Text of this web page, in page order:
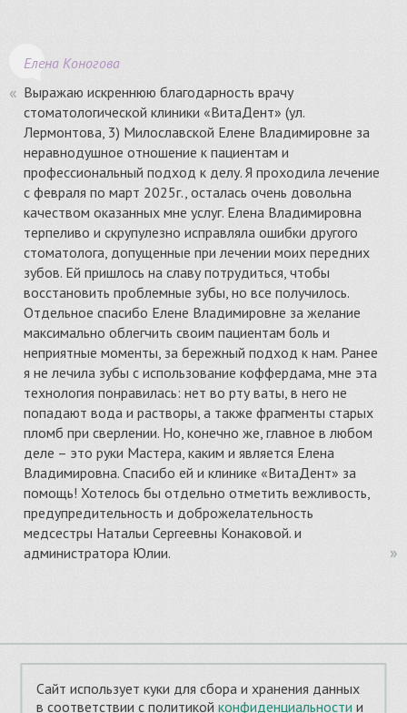
Елена Коногова
Выражаю искреннюю благодарность врачу
стоматологической клиники «ВитаДент» (ул.
Лермонтова, 3) Милославской Елене Владимировне за
неравнодушное отношение к пациентам и
профессиональный подход к делу. Я проходила лечение
с февраля по март 2025г., осталась очень довольна
качеством оказанных мне услуг. Елена Владимировна
терпеливо и скрупулезно исправляла ошибки другого
стоматолога, допущенные при лечении моих передних
зубов. Ей пришлось на славу потрудиться, чтобы
восстановить проблемные зубы, но все получилось.
Отдельное спасибо Елене Владимировне за желание
максимально облегчить своим пациентам боль и
неприятные моменты, за бережный подход к нам. Ранее
я не лечила зубы с использование коффердама, мне эта
технология понравилась: нет во рту ваты, в него не
попадают вода и растворы, а также фрагменты старых
пломб при сверлении. Но, конечно же, главное в любом
деле – это руки Мастера, каким и является Елена
Владимировна. Спасибо ей и клинике «ВитаДент» за
помощь! Хотелось бы отдельно отметить вежливость,
предупредительность и доброжелательность
медсестры Натальи Сергеевны Конаковой. и
администратора Юлии.
Адрес: г. Пенза, ул. Лермонтова, 3
Сайт использует куки для сбора и хранения данных
в соответствии с политикойконфиденциальности и